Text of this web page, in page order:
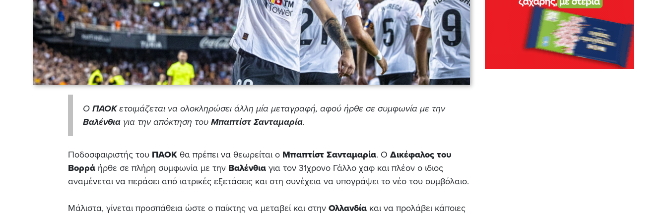
Ο ΠΑΟΚετοιμάζεται να ολοκληρώσει άλλη μία μεταγραφή, αφού ήρθε σε συμφωνία με την
Βαλένθια για την απόκτηση του Μπαπτίστ Σανταμαρία.
Ποδοσφαιριστής του ΠΑΟΚ θα πρέπει να θεωρείται ο Μπαπτίστ Σανταμαρία. Ο Δικέφαλος του
Βορρά ήρθε σε πλήρη συμφωνία με την Βαλένθια για τον 31χρονο Γάλλο χαφ και πλέον ο ιδιος
αναμένεται να περάσει από ιατρικές εξετάσεις και στη συνέχεια να υπογράψει το νέο του συμβόλαιο.
Μάλιστα, γίνεται προσπάθεια ώστε ο παίκτης να μεταβεί και στην Ολλανδία και να προλάβει κάποιες